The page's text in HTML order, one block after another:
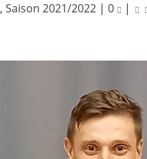
,Saison 2021/2022 |0 |